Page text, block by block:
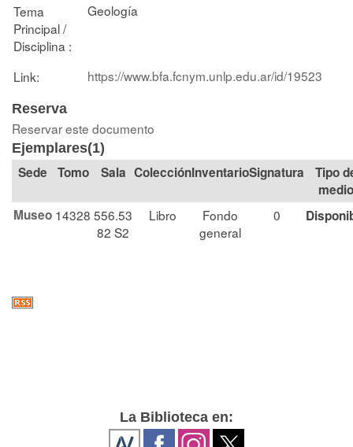
Tema
Principal /
Disciplina :
Geología
Link: https://www.bfa.fcnym.unlp.edu.ar/id/19523
Reserva
Reservar este documento
Ejemplares(1)
Tomo Sala Colección Signatura
Tipo
medio
Museo 14328 556.53
82 S2
Libro
Fondo
general
0
La Biblioteca en: